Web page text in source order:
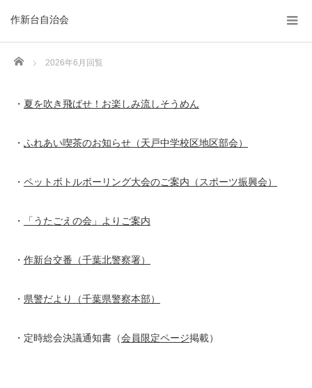
作新台自治会
Home 2026年6月回覧
・ 夏を吹き飛ばせ！お楽しみ流しそうめん
・ ふれあい喫茶のお知らせ（天戸中学校区地区部会）
・ ペットボトルボーリング大会のご案内（スポーツ振興会）
・ 「うたごえの会」よりご案内
・ 作新台交番（千葉北警察署）
・ 県警だより（千葉県警察本部）
・定時総会決議通知書（会員限定ページ掲載）